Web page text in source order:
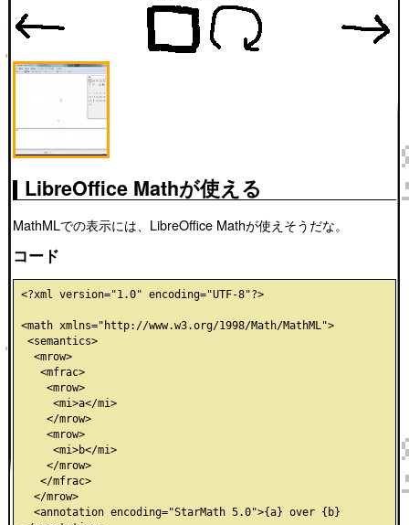
LibreOffice Mathが使える
MathMLでの表示には、LibreOffice Mathが使えそうだな。
コード
<?xml version="1.0" encoding="UTF-8"?>
<math xmlns="http://www.w3.org/1998/Math/MathML">